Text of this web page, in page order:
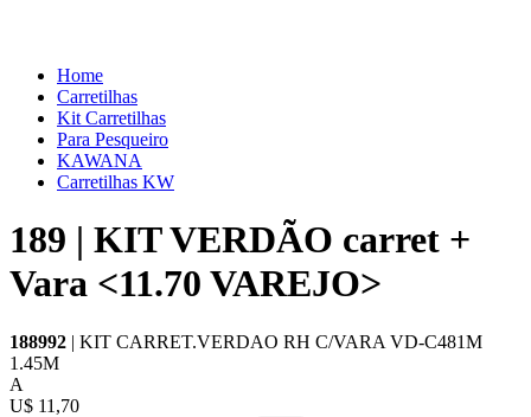
Home
Carretilhas
Kit Carretilhas
Para Pesqueiro
KAWANA
Carretilhas KW
189 | KIT VERDÃO carret +
Vara <11.70 VAREJO>
188992 | KIT CARRET.VERDAO RH C/VARA VD-C481M
1.45M
A
U$ 11,70